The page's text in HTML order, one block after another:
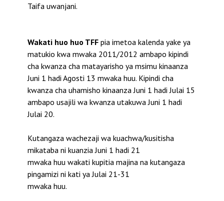
Taifa uwanjani.
Wakati huo huo TFF pia imetoa kalenda yake ya
matukio kwa mwaka 2011/2012 ambapo kipindi
cha kwanza cha matayarisho ya msimu kinaanza
Juni 1 hadi Agosti 13 mwaka huu. Kipindi cha
kwanza cha uhamisho kinaanza Juni 1 hadi Julai 15
ambapo usajili wa kwanza utakuwa Juni 1 hadi
Julai 20.
Kutangaza wachezaji wa kuachwa/kusitisha
mikataba ni kuanzia Juni 1 hadi 21
mwaka huu wakati kupitia majina na kutangaza
pingamizi ni kati ya Julai 21-31
mwaka huu.